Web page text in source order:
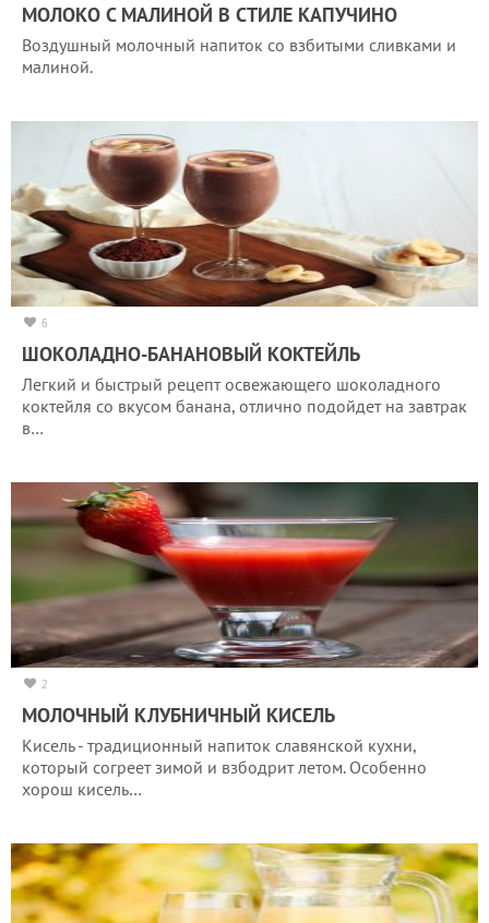
МОЛОКО С МАЛИНОЙ В СТИЛЕ КАПУЧИНО
Воздушный молочный напиток со взбитыми сливками и
малиной.
6
ШОКОЛАДНО-БАНАНОВЫЙ КОКТЕЙЛЬ
Легкий и быстрый рецепт освежающего шоколадного
коктейля со вкусом банана, отлично подойдет на завтрак
в…
2
МОЛОЧНЫЙ КЛУБНИЧНЫЙ КИСЕЛЬ
Кисель - традиционный напиток славянской кухни,
который согреет зимой и взбодрит летом. Особенно
хорош кисель…